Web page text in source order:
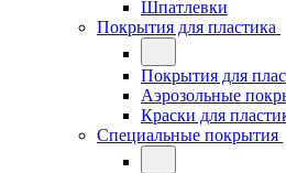
Шпатлевки
Покрытия для пластика
Покрытия для
Аэрозольные
Краски для
Специальные покрытия